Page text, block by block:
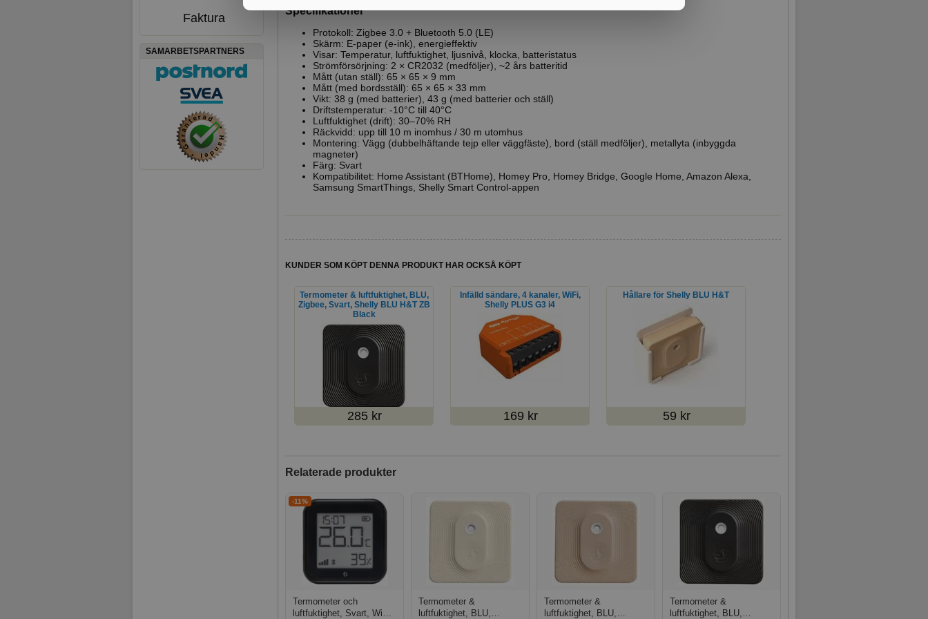
Faktura
SAMARBETSPARTNERS
Specifikationer
Protokoll: Zigbee 3.0 + Bluetooth 5.0 (LE)
Skärm: E-paper (e-ink), energieffektiv
Visar: Temperatur, luftfuktighet, ljusnivå, klocka, batteristatus
Strömförsörjning: 2 × CR2032 (medföljer), ~2 års batteritid
Mått (utan ställ): 65 × 65 × 9 mm
Mått (med bordsställ): 65 × 65 × 33 mm
Vikt: 38 g (med batterier), 43 g (med batterier och ställ)
Driftstemperatur: -10°C till 40°C
Luftfuktighet (drift): 30–70% RH
Räckvidd: upp till 10 m inomhus / 30 m utomhus
Montering: Vägg (dubbelhäftande tejp eller väggfäste), bord (ställ medföljer), metallyta (inbyggda
magneter)
Färg: Svart
Kompatibilitet: Home Assistant (BTHome), Homey Pro, Homey Bridge, Google Home, Amazon Alexa,
Samsung SmartThings, Shelly Smart Control-appen
KUNDER SOM KÖPT DENNA PRODUKT HAR OCKSÅ KÖPT
Termometer & luftfuktighet, BLU,
Zigbee, Svart, Shelly BLU H&T ZB
Black
285 kr
Infälld sändare, 4 kanaler, WiFi,
Shelly PLUS G3 i4
169 kr
Hållare för Shelly BLU H&T
59 kr
Relaterade produkter
-11%
Termometer och
luftfuktighet, Svart, WiFi,
Termometer &
luftfuktighet, BLU,
Termometer &
luftfuktighet, BLU,
Termometer &
luftfuktighet, BLU,